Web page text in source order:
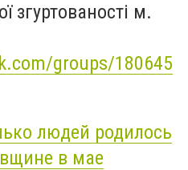
згуртованості м.
groups/180645
людей родилось
в мае